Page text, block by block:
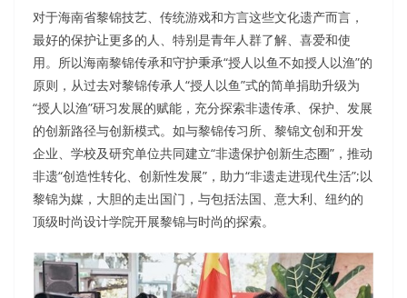
对于海南省黎锦技艺、传统游戏和方言这些文化遗产而言，
最好的保护让更多的人、特别是青年人群了解、喜爱和使
用。所以海南黎锦传承和守护秉承“授人以鱼不如授人以渔”的
原则，从过去对黎锦传承人“授人以鱼”式的简单捐助升级为
“授人以渔”研习发展的赋能，充分探索非遗传承、保护、发展
的创新路径与创新模式。如与黎锦传习所、黎锦文创和开发
企业、学校及研究单位共同建立“非遗保护创新生态圈”，推动
非遗“创造性转化、创新性发展”，助力“非遗走进现代生活”;以
黎锦为媒，大胆的走出国门，与包括法国、意大利、纽约的
顶级时尚设计学院开展黎锦与时尚的探索。